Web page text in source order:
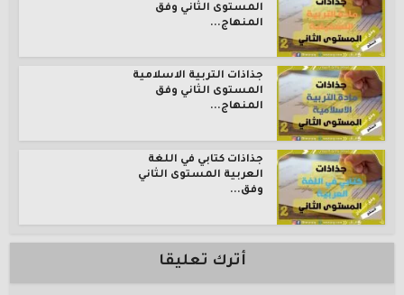
المستوى الثاني وفق
المنهاج...
جذاذات التربية الاسلامية
المستوى الثاني وفق
المنهاج...
جذاذات كتابي في اللغة
العربية المستوى الثاني
وفق...
أترك تعليقا